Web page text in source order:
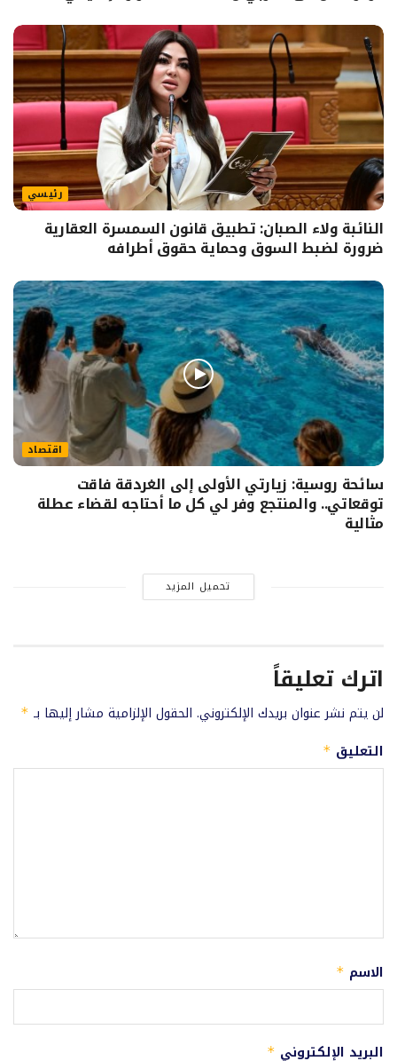
رئيسي
النائبة ولاء الصبان: تطبيق قانون السمسرة العقارية
ضرورة لضبط السوق وحماية حقوق أطرافه
اقتصاد
سائحة روسية: زيارتي الأولى إلى الغردقة فاقت
توقعاتي.. والمنتجع وفر لي كل ما أحتاجه لقضاء عطلة
مثالية
تحميل المزيد
اترك تعليقاً
لن يتم نشر عنوان بريدك الإلكتروني. الحقول الإلزامية مشار إليها بـ *
التعليق *
الاسم *
البريد الإلكتروني *